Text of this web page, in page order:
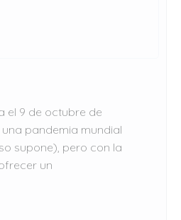
el 9 de octubre de
pandemia mundial
supone), pero con la
un